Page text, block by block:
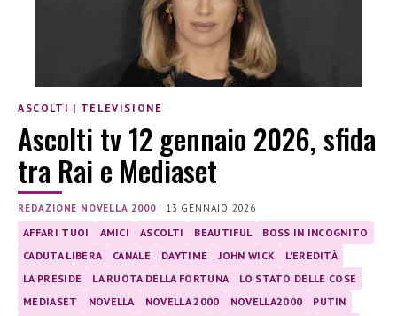
ASCOLTI | TELEVISIONE
Ascolti tv 12 gennaio 2026, sfida
tra Rai e Mediaset
REDAZIONE NOVELLA 2000| 13 GENNAIO 2026
AFFARI TUOI AMICI ASCOLTI BEAUTIFUL
BOSS IN INCOGNITO
CADUTA LIBERA
CANALE DAYTIME JOHN WICK
L'EREDITÀ
LA PRESIDE
LA RUOTA DELLA FORTUNA
LO STATO DELLE COSE
MEDIASET
NOVELLA NOVELLA 2000 NOVELLA2000
PUTIN